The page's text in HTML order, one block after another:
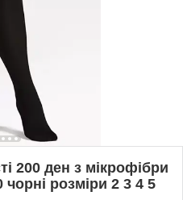
200 ден з мікрофібри
розміри 2 3 4 5